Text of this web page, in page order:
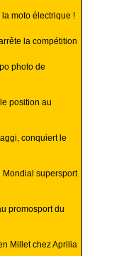
moto électrique !
la compétition
photo de
position au
conquiert le
Mondial supersport
promosport du
Millet chez Aprilia